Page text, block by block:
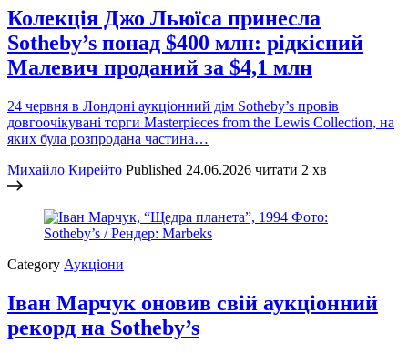
Колекція Джо Льюїса принесла
Sotheby’s понад $400 млн: рідкісний
Малевич проданий за $4,1 млн
24 червня в Лондоні аукціонний дім Sotheby’s провів
довгоочікувані торги Masterpieces from the Lewis Collection, на
яких була розпродана частина…
Михайло Кирейто Published 24.06.2026 читати 2 хв
Category Аукціони
Іван Марчук оновив свій аукціонний
рекорд на Sotheby’s